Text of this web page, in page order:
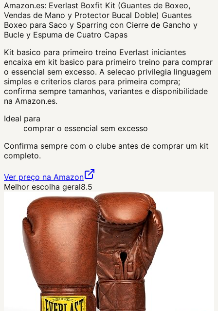
Amazon.es: Everlast Boxfit Kit (Guantes de Boxeo,
Vendas de Mano y Protector Bucal Doble) Guantes
Boxeo para Saco y Sparring con Cierre de Gancho y
Bucle y Espuma de Cuatro Capas
Kit basico para primeiro treino Everlast iniciantes
encaixa em kit basico para primeiro treino para comprar
o essencial sem excesso. A selecao privilegia linguagem
simples e criterios claros para primeira compra;
confirma sempre tamanhos, variantes e disponibilidade
na Amazon.es.
Ideal para
comprar o essencial sem excesso
Confirma sempre com o clube antes de comprar um kit
completo.
Ver preço na Amazon
Melhor escolha geral8.5